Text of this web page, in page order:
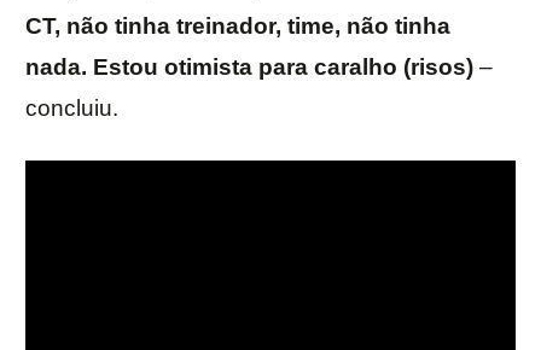
CT, não tinha treinador, time, não tinha
nada. Estou otimista para caralho (risos) –
concluiu.